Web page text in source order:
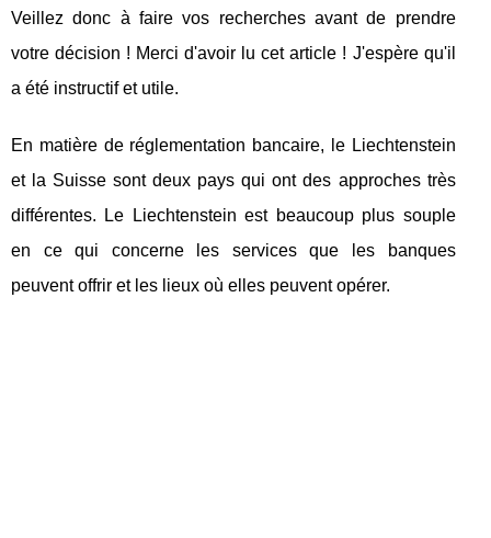
Veillez donc à faire vos recherches avant de prendre
votre décision ! Merci d'avoir lu cet article ! J'espère qu'il
a été instructif et utile.
En matière de réglementation bancaire, le Liechtenstein
et la Suisse sont deux pays qui ont des approches très
différentes. Le Liechtenstein est beaucoup plus souple
en ce qui concerne les services que les banques
peuvent offrir et les lieux où elles peuvent opérer.